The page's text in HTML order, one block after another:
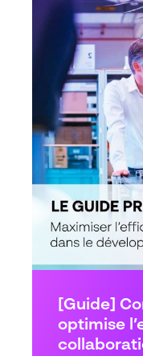
[Guide]
optimise